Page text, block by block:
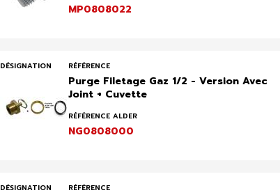
MP0808022
DÉSIGNATION RÉFÉRENCE
Purge Filetage Gaz 1/2 - Version Avec
Joint + Cuvette
RÉFÉRENCE ALDER
NG0808000
DÉSIGNATION RÉFÉRENCE